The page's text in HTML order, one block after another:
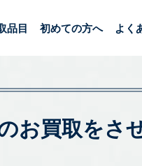
品目 初めての方へ よく
お買取をさ